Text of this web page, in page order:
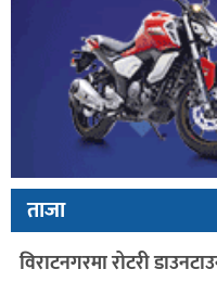
ताजा
विराटनगरमा रोटरी